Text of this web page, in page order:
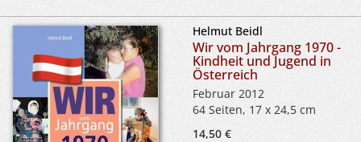
Helmut Beidl
Wir vom Jahrgang 1970 -
Kindheit und Jugend in
Österreich
Februar 2012
64 Seiten, 17 x 24,5 cm
14,50 €